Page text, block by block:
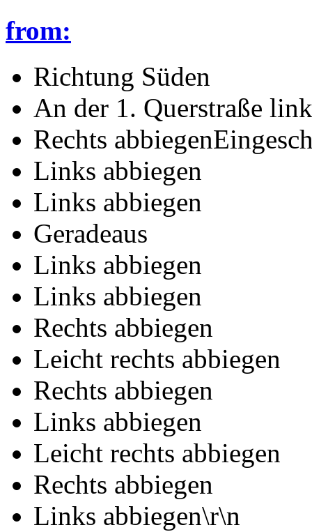
from:
Richtung Süden
An der 1. Querstraße
Rechts
Links abbiegen
Links abbiegen
Geradeaus
Links abbiegen
Links abbiegen
Rechts abbiegen
Leicht rechts abbiegen
Rechts abbiegen
Links abbiegen
Leicht rechts abbiegen
Rechts abbiegen
Links abbiegen\r\n